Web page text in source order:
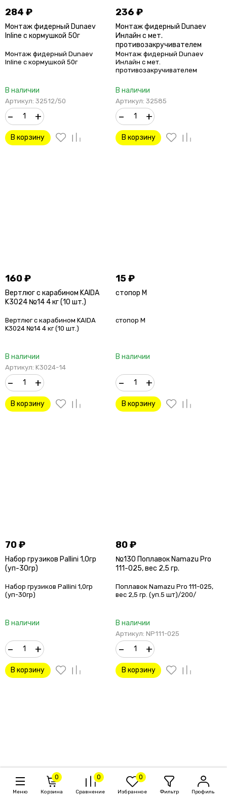
284 ₽
Монтаж фидерный Dunaev
Inline c кормушкой 50г
Монтаж фидерный Dunaev
Inline c кормушкой 50г
В наличии
Артикул: 32512/50
– +
В корзину
236₽
Монтаж фидерный Dunaev
Инлайн с мет.
противозакручивателем
А.Дунаева
Монтаж фидерный Dunaev
Инлайн с мет.
противозакручивателем
В наличии
Артикул: 32585
– +
В корзину
160₽
Вертлюг с карабином KAIDA
K3024 №14 4 кг (10 шт.)
Вертлюг с карабином KAIDA
K3024 №14 4 кг (10 шт.)
В наличии
Артикул: K3024-14
– +
В корзину
15₽
стопор M
стопор M
В наличии
– +
В корзину
70₽
Набор грузиков Pallini 1,0гр
(уп-30гр)
Набор грузиков Pallini 1,0гр
(уп-30гр)
В наличии
– +
В корзину
80₽
№130 Поплавок Namazu Pro
111-025, вес 2,5 гр.
Поплавок Namazu Pro 111-025,
вес 2,5 гр. (уп.5 шт)/200/
В наличии
Артикул: NP111-025
– +
В корзину
Меню
0
Корзина
0
Сравнение
0
Избранное Фильтр Профиль